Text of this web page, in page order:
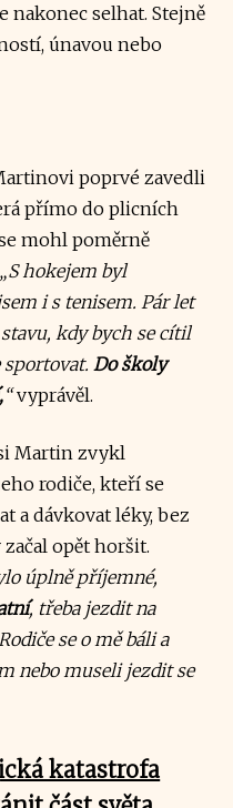
nakonec selhat. Stejně
únavou nebo
poprvé zavedli
přímo do plicních
mohl poměrně
„S hokejem byl
i s tenisem. Pár let
kdy bych se cítil
Do školy
“vyprávěl.
Martin zvykl
rodiče, kteří se
a dávkovat léky, bez
opět horšit.
úplně příjemné,
, třeba jezdit na
se o mě báli a
nebo museli jezdit se
katastrofa